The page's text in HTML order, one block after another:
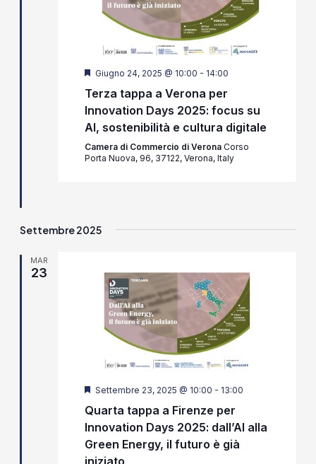
Segnalati
Giugno 24, 2025 @ 10:00 - 14:00
Terza tappa a Verona per
Innovation Days 2025: focus su
AI, sostenibilità e cultura digitale
Camera di Commercio di Verona Corso
Porta Nuova, 96, 37122, Verona, Italy
Settembre 2025
MAR
23
Segnalati
Settembre 23, 2025 @ 10:00 - 13:00
Quarta tappa a Firenze per
Innovation Days 2025: dall’AI alla
Green Energy, il futuro è già
iniziato